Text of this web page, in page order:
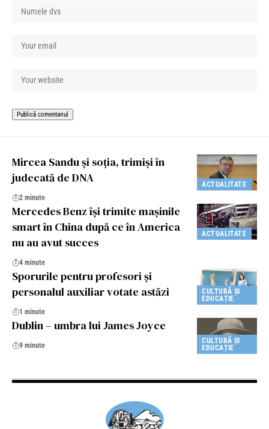
ACTUALITATE
Mircea Sandu și soția, trimiși în
judecată de DNA
2 minute
ACTUALITATE
Mercedes Benz își trimite mașinile
smart în China după ce în America
nu au avut succes
4 minute
CULTURĂ ȘI
EDUCAȚIE
Sporurile pentru profesori și
personalul auxiliar votate astăzi
1 minute
CULTURĂ ȘI
EDUCAȚIE
Dublin – umbra lui James Joyce
9 minute